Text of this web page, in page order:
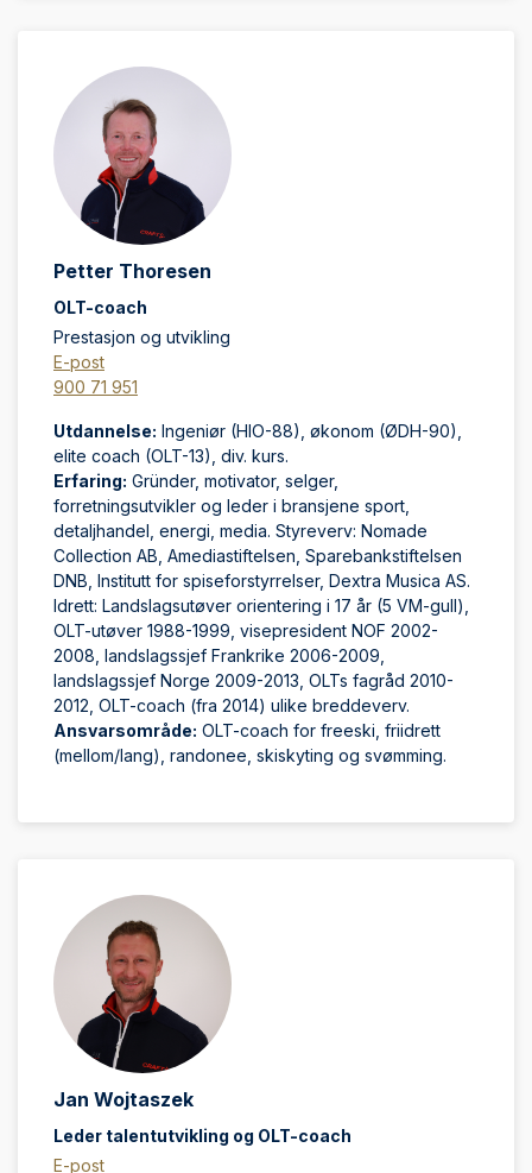
Petter Thoresen
OLT-coach
Prestasjon og utvikling
E-post
900 71 951
Utdannelse: Ingeniør (HIO-88), økonom (ØDH-90),
elite coach (OLT-13), div. kurs.
Erfaring: Gründer, motivator, selger,
forretningsutvikler og leder i bransjene sport,
detaljhandel, energi, media. Styreverv: Nomade
Collection AB, Amediastiftelsen, Sparebankstiftelsen
DNB, Institutt for spiseforstyrrelser, Dextra Musica AS.
Idrett: Landslagsutøver orientering i 17 år (5 VM-gull),
OLT-utøver 1988-1999, visepresident NOF 2002-
2008, landslagssjef Frankrike 2006-2009,
landslagssjef Norge 2009-2013, OLTs fagråd 2010-
2012, OLT-coach (fra 2014) ulike breddeverv.
Ansvarsområde: OLT-coach for freeski, friidrett
(mellom/lang), randonee, skiskyting og svømming.
Jan Wojtaszek
Leder talentutvikling og OLT-coach
E-post